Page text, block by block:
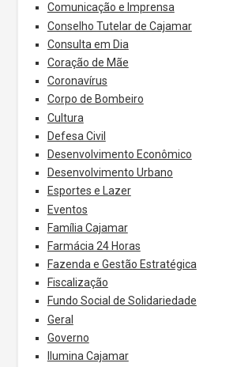
Comunicação e Imprensa
Conselho Tutelar de Cajamar
Consulta em Dia
Coração de Mãe
Coronavírus
Corpo de Bombeiro
Cultura
Defesa Civil
Desenvolvimento Econômico
Desenvolvimento Urbano
Esportes e Lazer
Eventos
Família Cajamar
Farmácia 24 Horas
Fazenda e Gestão Estratégica
Fiscalização
Fundo Social de Solidariedade
Geral
Governo
Ilumina Cajamar